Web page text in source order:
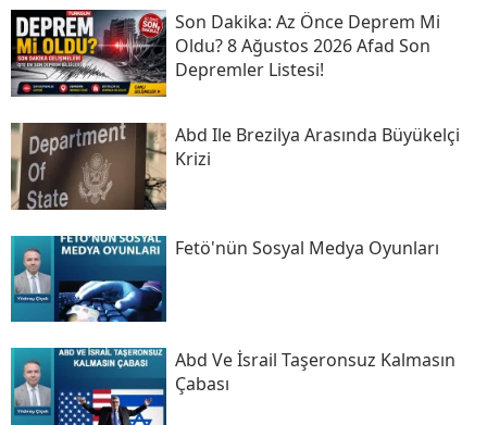
Son Daki̇ka: Az Önce Deprem Mi
Oldu? 8 Ağustos 2026 Afad Son
Depremler Listesi!
Abd Ile Brezilya Arasında Büyükelçi
Krizi
Fetö'nün Sosyal Medya Oyunları
Abd Ve İsrail Taşeronsuz Kalmasın
Çabası